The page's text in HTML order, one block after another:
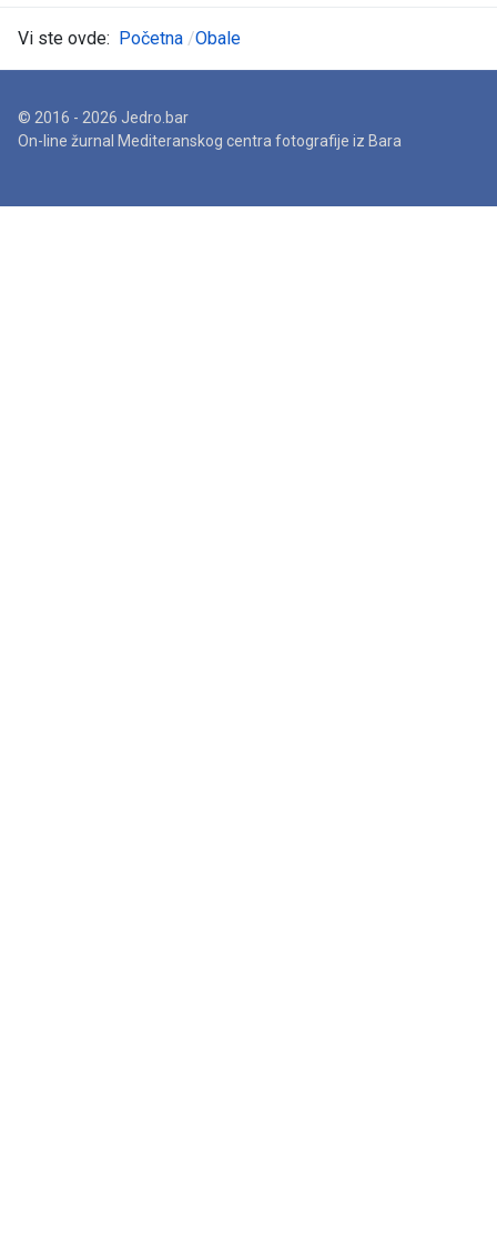
Vi ste ovde: Početna Obale
© 2016 - 2026 Jedro.bar
On-line žurnal Mediteranskog centra fotografije iz Bara